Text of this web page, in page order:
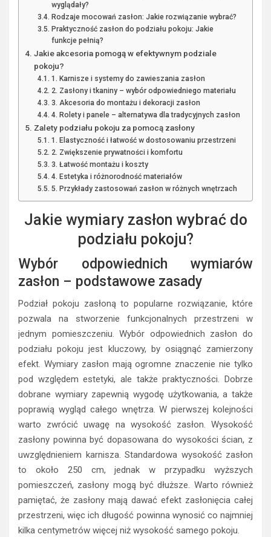
wyglądały?
Rodzaje mocowań zasłon: Jakie rozwiązanie wybrać?
Praktyczność zasłon do podziału pokoju: Jakie
funkcje pełnią?
Jakie akcesoria pomogą w efektywnym podziale
pokoju?
1. Karnisze i systemy do zawieszania zasłon
2. Zasłony i tkaniny – wybór odpowiedniego materiału
3. Akcesoria do montażu i dekoracji zasłon
4. Rolety i panele – alternatywa dla tradycyjnych zasłon
Zalety podziału pokoju za pomocą zasłony
1. Elastyczność i łatwość w dostosowaniu przestrzeni
2. Zwiększenie prywatności i komfortu
3. Łatwość montażu i koszty
4. Estetyka i różnorodność materiałów
5. Przykłady zastosowań zasłon w różnych wnętrzach
Jakie wymiary zasłon wybrać do
podziału pokoju?
Wybór odpowiednich wymiarów
zasłon – podstawowe zasady
Podział pokoju zasłoną to popularne rozwiązanie, które
pozwala na stworzenie funkcjonalnych przestrzeni w
jednym pomieszczeniu. Wybór odpowiednich zasłon do
podziału pokoju jest kluczowy, by osiągnąć zamierzony
efekt. Wymiary zasłon mają ogromne znaczenie nie tylko
pod względem estetyki, ale także praktyczności. Dobrze
dobrane wymiary zapewnią wygodę użytkowania, a także
poprawią wygląd całego wnętrza. W pierwszej kolejności
warto zwrócić uwagę na wysokość zasłon. Wysokość
zasłony powinna być dopasowana do wysokości ścian, z
uwzględnieniem karnisza. Standardowa wysokość zasłon
to około 250 cm, jednak w przypadku wyższych
pomieszczeń, zasłony mogą być dłuższe. Warto również
pamiętać, że zasłony mają dawać efekt zasłonięcia całej
przestrzeni, więc ich długość powinna wynosić co najmniej
kilka centymetrów więcej niż wysokość samego pokoju.